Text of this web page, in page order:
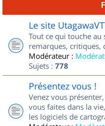
Le site
Tout ce qui touche au
remarques, critiques,
Modérateur :
Sujets : 778
Présentez vous !
Venez vous
vous faites dans la
les logiciels de